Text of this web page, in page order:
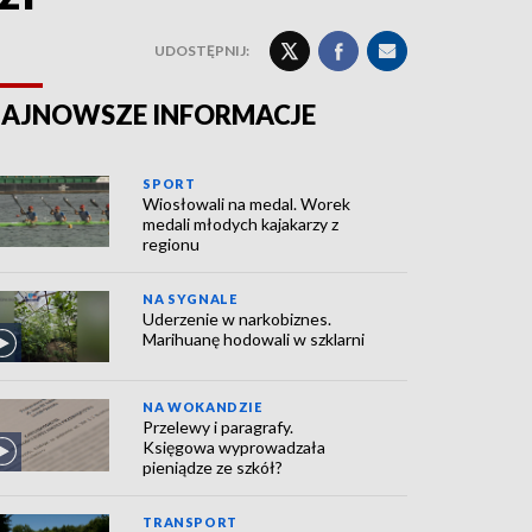
UDOSTĘPNIJ:
INFORMACJE
SPORT
Wiosłowali na medal. Worek
medali młodych kajakarzy z
regionu
NA SYGNALE
Uderzenie w narkobiznes.
Marihuanę hodowali w szklarni
NA WOKANDZIE
Przelewy i paragrafy.
Księgowa wyprowadzała
pieniądze ze szkół?
TRANSPORT